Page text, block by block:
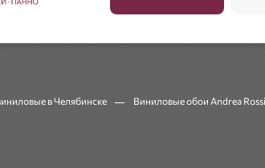
в Челябинске Виниловые обои Andrea